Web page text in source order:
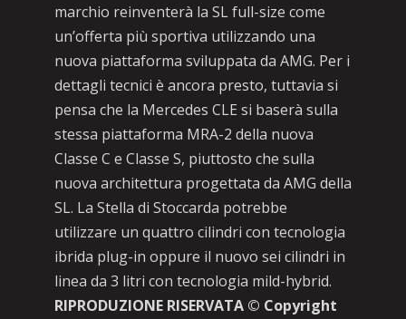
marchio reinventerà la SL full-size come
un’offerta più sportiva utilizzando una
nuova piattaforma sviluppata da AMG. Per i
dettagli tecnici è ancora presto, tuttavia si
pensa che la Mercedes CLE si baserà sulla
stessa piattaforma MRA-2 della nuova
Classe C e Classe S, piuttosto che sulla
nuova architettura progettata da AMG della
SL. La Stella di Stoccarda potrebbe
utilizzare un quattro cilindri con tecnologia
ibrida plug-in oppure il nuovo sei cilindri in
linea da 3 litri con tecnologia mild-hybrid.
RIPRODUZIONE RISERVATA © Copyright